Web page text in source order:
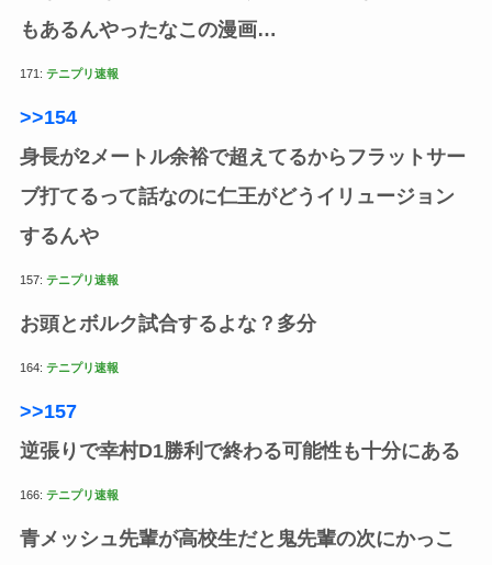
もあるんやったなこの漫画…
171: テニプリ速報
>>154
身長が2メートル余裕で超えてるからフラットサー
ブ打てるって話なのに仁王がどうイリュージョン
するんや
157: テニプリ速報
お頭とボルク試合するよな？多分
164: テニプリ速報
>>157
逆張りで幸村D1勝利で終わる可能性も十分にある
166: テニプリ速報
青メッシュ先輩が高校生だと鬼先輩の次にかっこ